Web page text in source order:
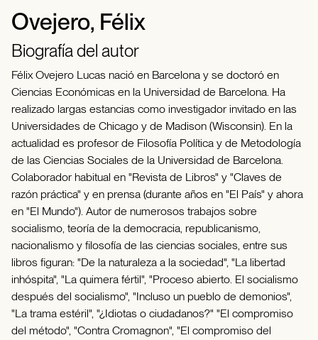
Ovejero, Félix
Biografía del autor
Félix Ovejero Lucas nació en Barcelona y se doctoró en
Ciencias Económicas en la Universidad de Barcelona. Ha
realizado largas estancias como investigador invitado en las
Universidades de Chicago y de Madison (Wisconsin). En la
actualidad es profesor de Filosofía Política y de Metodología
de las Ciencias Sociales de la Universidad de Barcelona.
Colaborador habitual en "Revista de Libros" y "Claves de
razón práctica" y en prensa (durante años en "El País" y ahora
en "El Mundo"). Autor de numerosos trabajos sobre
socialismo, teoría de la democracia, republicanismo,
nacionalismo y filosofía de las ciencias sociales, entre sus
libros figuran: "De la naturaleza a la sociedad", "La libertad
inhóspita", "La quimera fértil", "Proceso abierto. El socialismo
después del socialismo", "Incluso un pueblo de demonios",
"La trama estéril", "¿Idiotas o ciudadanos?" "El compromiso
del método", "Contra Cromagnon", "El compromiso del